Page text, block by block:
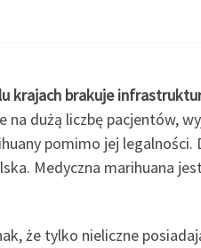
krajach brakuje
na dużą liczbę pacjentów,
pomimo jej
Medyczna marihuana
że tylko nieliczne